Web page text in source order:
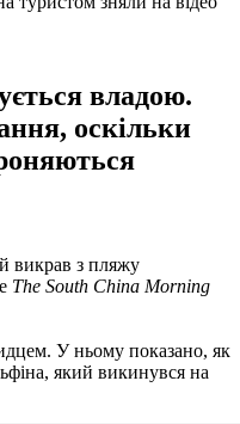
владою.
оскільки
викрав з пляжу
The South China Morning
У ньому показано, як
який викинувся на